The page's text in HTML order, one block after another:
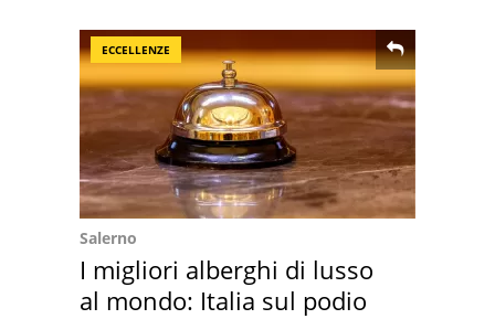
ECCELLENZE
Salerno
I migliori alberghi di lusso
al mondo: Italia sul podio